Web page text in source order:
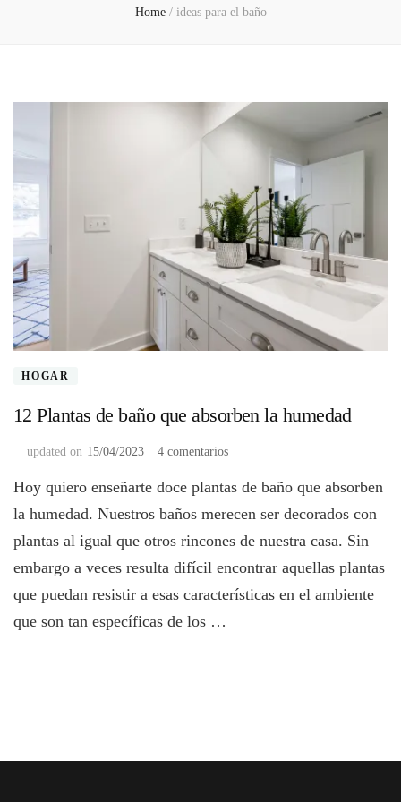
Home / ideas para el baño
HOGAR
12 Plantas de baño que absorben la humedad
updated on 15/04/2023 4 comentariosen
Plantas
que
absorben
humedad
Hoy quiero enseñarte doce plantas de baño que absorben
la humedad. Nuestros baños merecen ser decorados con
plantas al igual que otros rincones de nuestra casa. Sin
embargo a veces resulta difícil encontrar aquellas plantas
que puedan resistir a esas características en el ambiente
que son tan específicas de los …